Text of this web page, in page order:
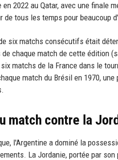
en 2022 au Qatar, avec une finale
de tous les temps pour beaucoup
six matchs consécutifs était
chaque match de cette édition
matchs de la France dans le
match du Brésil en 1970,
match contre la
l'Argentine a dominé la
La Jordanie, portée par